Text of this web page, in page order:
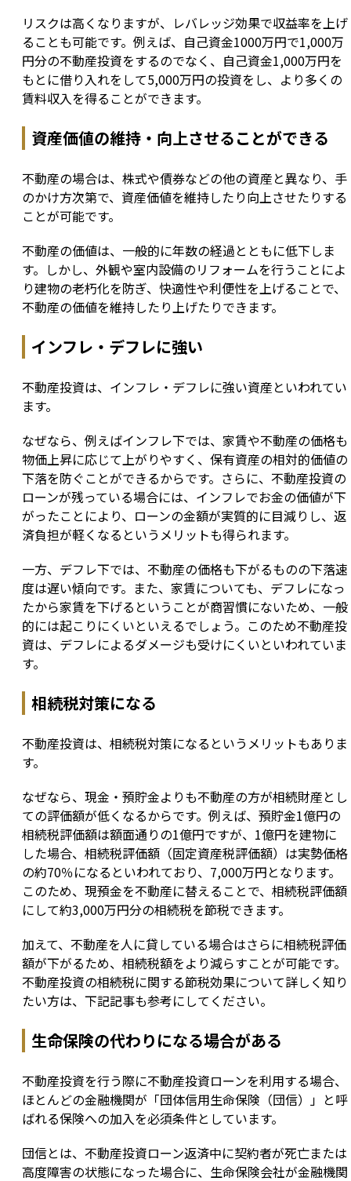
リスクは高くなりますが、レバレッジ効果で収益率を上げ
ることも可能です。例えば、自己資金1000万円で1,000万
円分の不動産投資をするのでなく、自己資金1,000万円を
もとに借り入れをして5,000万円の投資をし、より多くの
賃料収入を得ることができます。
資産価値の維持・向上させることができる
不動産の場合は、株式や債券などの他の資産と異なり、手
のかけ方次第で、資産価値を維持したり向上させたりする
ことが可能です。
不動産の価値は、一般的に年数の経過とともに低下しま
す。しかし、外観や室内設備のリフォームを行うことによ
り建物の老朽化を防ぎ、快適性や利便性を上げることで、
不動産の価値を維持したり上げたりできます。
インフレ・デフレに強い
不動産投資は、インフレ・デフレに強い資産といわれてい
ます。
なぜなら、例えばインフレ下では、家賃や不動産の価格も
物価上昇に応じて上がりやすく、保有資産の相対的価値の
下落を防ぐことができるからです。さらに、不動産投資の
ローンが残っている場合には、インフレでお金の価値が下
がったことにより、ローンの金額が実質的に目減りし、返
済負担が軽くなるというメリットも得られます。
一方、デフレ下では、不動産の価格も下がるものの下落速
度は遅い傾向です。また、家賃についても、デフレになっ
たから家賃を下げるということが商習慣にないため、一般
的には起こりにくいといえるでしょう。このため不動産投
資は、デフレによるダメージも受けにくいといわれていま
す。
相続税対策になる
不動産投資は、相続税対策になるというメリットもありま
す。
なぜなら、現金・預貯金よりも不動産の方が相続財産とし
ての評価額が低くなるからです。例えば、預貯金1億円の
相続税評価額は額面通りの1億円ですが、1億円を建物に
した場合、相続税評価額（固定資産税評価額）は実勢価格
の約70％になるといわれており、7,000万円となります。
このため、現預金を不動産に替えることで、相続税評価額
にして約3,000万円分の相続税を節税できます。
加えて、不動産を人に貸している場合はさらに相続税評価
額が下がるため、相続税額をより減らすことが可能です。
不動産投資の相続税に関する節税効果について詳しく知り
たい方は、下記記事も参考にしてください。
生命保険の代わりになる場合がある
不動産投資を行う際に不動産投資ローンを利用する場合、
ほとんどの金融機関が「団体信用生命保険（団信）」と呼
ばれる保険への加入を必須条件としています。
団信とは、不動産投資ローン返済中に契約者が死亡または
高度障害の状態になった場合に、生命保険会社が金融機関